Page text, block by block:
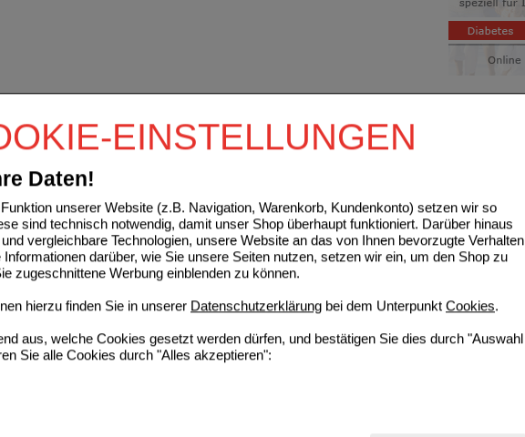
EINSTELLUNGEN
Daten!
unserer Website (z.B. Navigation, Warenkorb, Kundenkonto) setzen wir so
sind technisch notwendig, damit unser Shop überhaupt funktioniert. Darüber hinaus
vergleichbare Technologien, unsere Website an das von Ihnen bevorzugte Verhalten
darüber, wie Sie unsere Seiten nutzen, setzen wir ein, um den Shop zu
zugeschnittene Werbung einblenden zu können.
hierzu finden Sie in unserer Datenschutzerklärung bei dem Unterpunkt Cookies.
aus, welche Cookies gesetzt werden dürfen, und bestätigen Sie dies durch "Auswahl
Sie alle Cookies durch "Alles akzeptieren":